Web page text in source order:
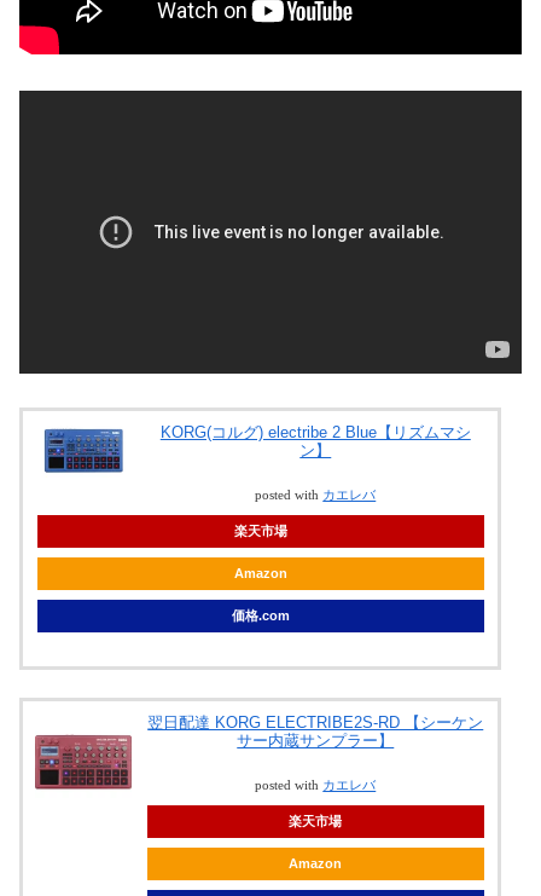
KORG(コルグ) electribe 2 Blue【リズムマシ
ン】
posted with カエレバ
楽天市場
Amazon
価格.com
翌日配達 KORG ELECTRIBE2S-RD 【シーケン
サー内蔵サンプラー】
posted with カエレバ
楽天市場
Amazon